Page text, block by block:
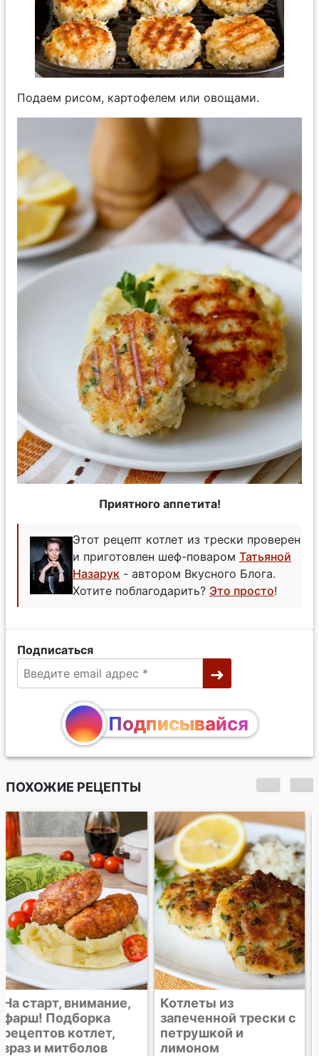
Подаем рисом, картофелем или овощами.
Приятного аппетита!
Этот рецепт котлет из трески проверен
и приготовлен шеф-поваром Татьяной
Назарук - автором Вкусного Блога.
Хотите поблагодарить? Это просто!
Подписаться
Подписывайся
ПОХОЖИЕ РЕЦЕПТЫ
Котлеты из
запеченной трески с
петрушкой и
лимоном
Треска в сливочном
соусе с горчицей